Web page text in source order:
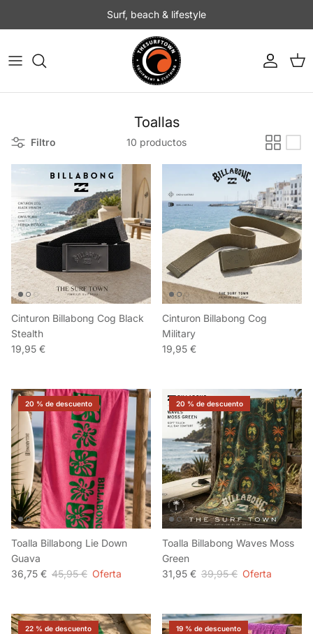
Surf, beach & lifestyle
Cuenta
Toallas
Filtro 10 productos
Cinturon Billabong Cog Black
Stealth
19,95 €
Cinturon Billabong Cog
Military
19,95 €
20 % de descuento
Toalla Billabong Lie Down
Guava
36,75 € 45,95 € Oferta
20 % de descuento
Toalla Billabong Waves Moss
Green
31,95 € 39,95 € Oferta
22 % de descuento 19 % de descuento